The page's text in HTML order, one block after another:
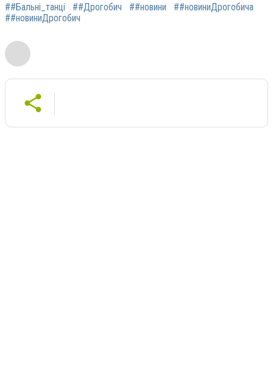
##Бальні_танці ##Дрогобич ##новини
##новиниДрогобича
##новиниДрогобич